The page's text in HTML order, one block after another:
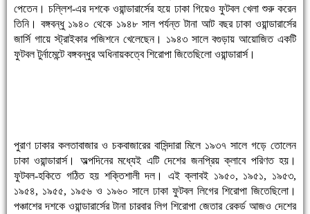
পেতেন। চলি্লশ-এর দশকে ওয়ান্ডারার্সের হয়ে ঢাকা গিয়েও ফুটবল খেলা শুরু করেন
তিনি। বঙ্গবন্ধু ১৯৪০ থেকে ১৯৪৮ সাল পর্যন্ত টানা আট বছর ঢাকা ওয়ান্ডারার্সের
জার্সি গায়ে স্ট্রাইকার পজিশনে খেলেছেন। ১৯৪৩ সালে বগুড়ায় আয়োজিত একটি
ফুটবল টুর্নামেন্টে বঙ্গবন্ধুর অধিনায়কত্বে শিরোপা জিতেছিলো ওয়ান্ডারার্স।
পুরাণ ঢাকার কলতাবাজার ও চকবাজারের বাসিন্দারা মিলে ১৯৩৭ সালে গড়ে তোলেন
ঢাকা ওয়ান্ডারার্স। অল্পদিনের মধ্যেই এটি দেশের জনপ্রিয় ক্লাবে পরিণত হয়।
ফুটবল-হকিতে গঠিত হয় শক্তিশালী দল। এই ক্লাবই ১৯৫০, ১৯৫১, ১৯৫৩,
১৯৫৪, ১৯৫৫, ১৯৫৬ ও ১৯৬০ সালে ঢাকা ফুটবল লিগের শিরোপা জিতেছিলো।
পঞ্চাশের দশকে ওয়ান্ডারার্সের টানা চারবার লিগ শিরোপা জেতার রেকর্ড আজও দেশের